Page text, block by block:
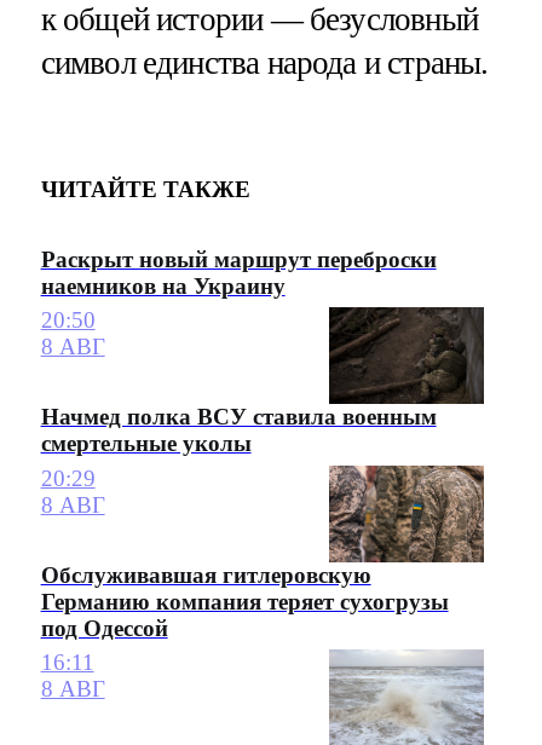
к общей истории — безусловный
символ единства народа и страны.
ЧИТАЙТЕ ТАКЖЕ
Раскрыт новый маршрут переброски
наемников на Украину
20:50
8 АВГ
Начмед полка ВСУ ставила военным
смертельные уколы
20:29
8 АВГ
Обслуживавшая гитлеровскую
Германию компания теряет сухогрузы
под Одессой
16:11
8 АВГ